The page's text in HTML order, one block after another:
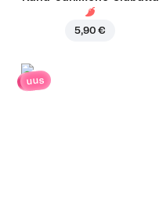
5,90 €
uus